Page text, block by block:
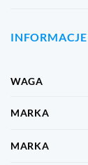
WAGA
MARKA
MARKA